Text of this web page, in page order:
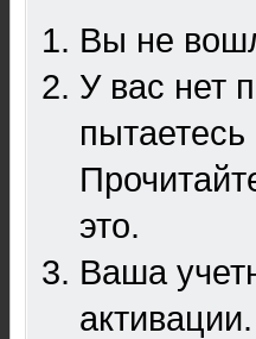
Вы не
У вас нет
это.
Ваша
активации.